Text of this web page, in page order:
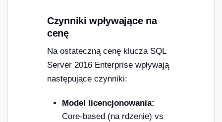
Czynniki wpływające na
cenę
Na ostateczną cenę klucza SQL
Server 2016 Enterprise wpływają
następujące czynniki:
Model licencjonowania:
Core-based (na rdzenie) vs